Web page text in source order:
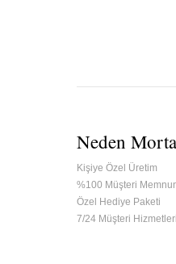
Neden
Kişiye Özel Üretim
%100 Müşteri
Özel Hediye Paketi
7/24 Müşteri Hizmetleri